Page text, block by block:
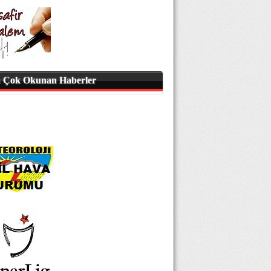
Çok Okunan Haberler